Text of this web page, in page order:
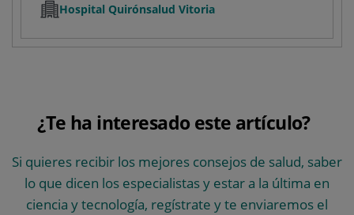
Hospital Quirónsalud Vitoria
¿Te ha interesado este artículo?
Si quieres recibir los mejores consejos de salud, saber
lo que dicen los especialistas y estar a la última en
ciencia y tecnología, regístrate y te enviaremos el